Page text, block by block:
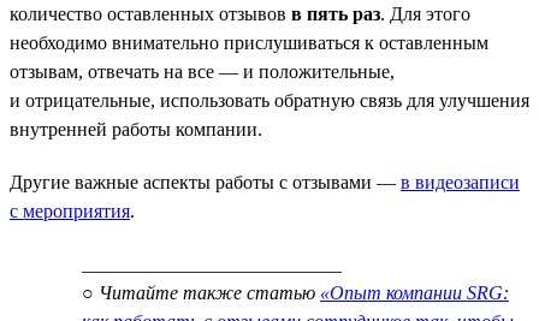
количество оставленных отзывов в пять раз. Для этого
необходимо внимательно прислушиваться к оставленным
отзывам, отвечать на все — и положительные,
и отрицательные, использовать обратную связь для улучшения
внутренней работы компании.
Другие важные аспекты работы с отзывами — в видеозаписи
с мероприятия.
○ Читайте также статью «Опыт компании SRG: